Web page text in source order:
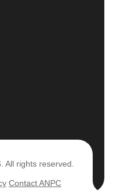
All rights reserved.
Contact ANPC